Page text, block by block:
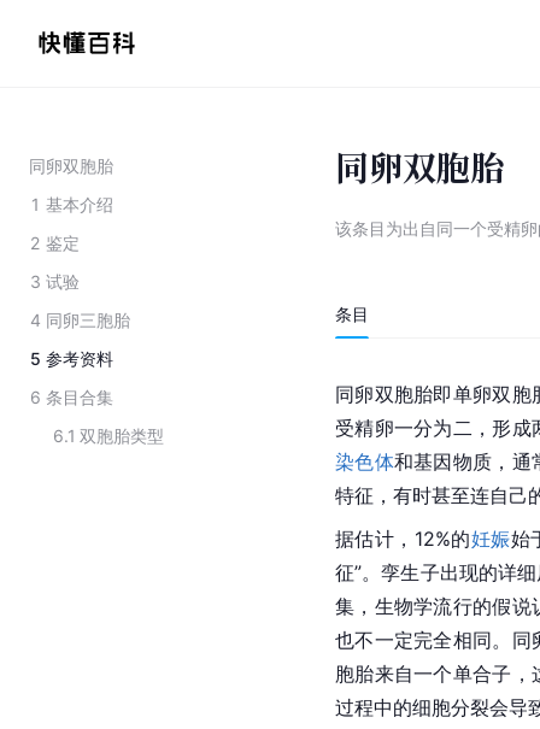
同卵双胞胎
1 基本介绍
2 鉴定
3 试验
4 同卵三胞胎
5 参考资料
6 条目合集
6.1 双胞胎类型
同卵双胞胎
该条目为出自同一个受精
条目
同卵双胞胎即单卵双
受精卵一分为二，形
染色体和基因物质，通
特征，有时甚至连自己
据估计，12%的妊娠始
征”。孪生子出现的详
集，生物学流行的假
也不一定完全相同。同
胞胎来自一个单合子
过程中的细胞分裂会导